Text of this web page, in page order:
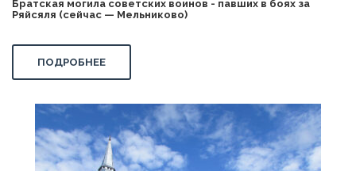
Братская могила советских воинов - павших в боях за
Ряйсяля (сейчас — Мельниково)
ПОДРОБНЕЕ